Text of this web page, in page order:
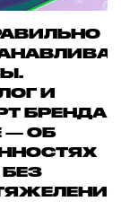
И
БРЕНДА
— ОБ